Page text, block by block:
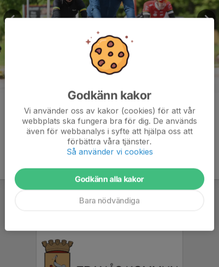
Kommentarer
Godkänn kakor
Vi använder oss av kakor (cookies) för att vår
webbplats ska fungera bra för dig. De används
även för webbanalys i syfte att hjälpa oss att
förbättra våra tjänster.
Så använder vi cookies
Godkänn alla kakor
Bara nödvändiga